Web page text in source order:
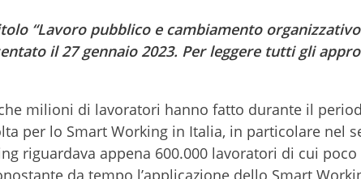
“Lavoro pubblico e cambiamento
il 27 gennaio 2023. Per leggere tutti gli
milioni di lavoratori hanno fatto durante il
per lo Smart Working in Italia, in particolare nel
riguardava appena 600.000 lavoratori di cui
da tempo l’applicazione dello Smart